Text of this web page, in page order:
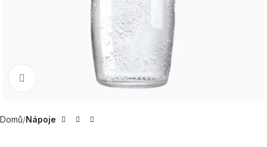
Zobrazit produktovou fotku
Domů Nápoje